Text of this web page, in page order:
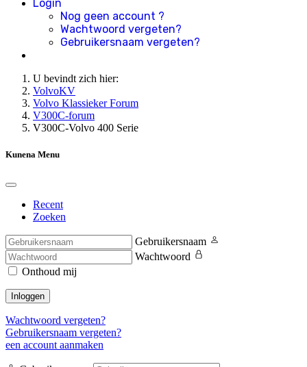
Login
Nog geen account ?
Wachtwoord vergeten?
Gebruikersnaam vergeten?
U bevindt zich hier:
VolvoKV
Volvo Klassieker Forum
V300C-forum
V300C-Volvo 400 Serie
Kunena Menu
Recent
Zoeken
Gebruikersnaam
Wachtwoord
Onthoud mij
Inloggen
Wachtwoord vergeten?
Gebruikersnaam vergeten?
een account aanmaken